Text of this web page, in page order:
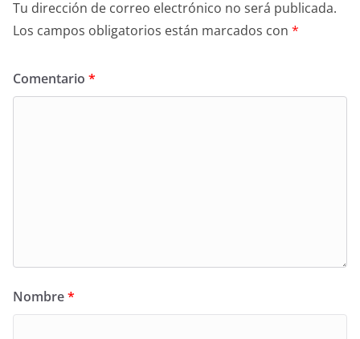
Tu dirección de correo electrónico no será publicada.
Los campos obligatorios están marcados con *
Comentario *
Nombre*